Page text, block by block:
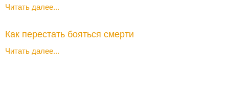
Читать далее...
Как перестать бояться смерти
Читать далее...